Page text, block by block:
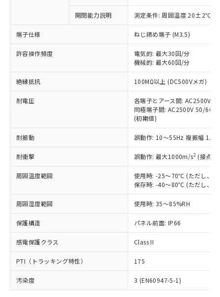
開閉能力説明 測定条件: 周囲温度 20±2℃、
端子仕様 ねじ締め端子 (M3.5)
許容操作頻度
電気的: 最大30回/分
機械的: 最大60回/分
絶縁抵抗 100MΩ以上 (DC500Vメガ)
耐電圧
各端子とアース間: AC2500V
同極端子間: AC2500V 50/
(初期値)
耐振動 誤動作: 10～55Hz 複振幅
耐衝撃 誤動作: 最大1000m/s2 (接点
周囲温度範囲
使用時: -25～70℃ (ただし、氷
保存時: -40～80℃ (ただし、氷
周囲湿度範囲 使用時: 35～85%RH
保護構造 パネル前面: IP66
感電保護クラス Class II
PTI（トラッキング特性） 175
汚染度 3 (EN60947-5-1)
以下の条件をお読みいただき、同意のうえ
本サービスは、当社制御機器事業取扱
商品の当社在庫状況および標準価格
(税抜)を提供させていただくもので
当社制御機器事業取扱商品の中には、
本サービスの対象外となる商品もある
ことをご了承ください。
在庫状況および標準価格照会結果は、
記載している更新日時点での社内デー
タに基づき作成されるものであり、閲
覧された時点での実際の在庫および標
準価格とは異なる場合があることをご
正式な納期状況および標準価格はお客
様のお取引先、またはお客様担当のオ
ムロン制御機器販売店・当社販売員に
オムロン制御機器販売店や当社販売拠
販売ネットワーク
」をご確認
ください。
在庫状況および標準価格結果を当社の
事前の承諾なく第三者に漏洩または開
示しないようお願いします。
マイパーツ機能（部品リスト作成サー
対応予定なし：EU RoHS指令（10物質）の
定はありません。
調査・確認中：EU RoHS指令（10物質）の
非含有の対応状況を調査中または確認中の
非該当品：ライセンス料など無形物で、有
害物質有無と関係のない商品です。
仕入先様の事情により、非含有部品として
いたものが、含有品と判明した場合などや
むを得ず変更することがあります。
鉛(Pb) 1000ppm以下、 水銀(Hg) 1000ppm以下、 カド
六価クロム(Cr(Ⅵ)) 1000ppm以下、ポリ臭化ビフェニル
類(PBB) 1000ppm以下、ポリ臭化ジフェニルエーテル類
(PBDE) 1000ppm以下、フタル酸ビス(2-エチルヘキシ
ル) (DEHP)(別名：DOP) 1000ppm以下、フタル酸ブチ
ルベンジル（BBP） 1000ppm以下、フタル酸ジブチル
（DBP） 1000ppm以下、フタル酸ジイソブチル
(DIBP) 1000ppm以下
但し、RoHS指令で産業用監視および制御機器に対する
フタル酸エステル類の４物質については閾値を超える意
図的な使用がないことを確認しています。
※2 対応予定月
部品在庫の切り替え状況などにより、予定
月が前後することがあります。
※1 中国RoHS○×表
「○」：最大均質材料含有率が中国RoHSの
基準値以下であることを示します。
「×」：最大均質材料含有率が中国RoHSの
基準値を超えていることを示します。
「－」：未確認です。当社販売部門へお問
Cr(Ⅵ)(六価クロム) : 1000ppm、 PBBs(ポリ臭化ビフェ
ニル類) : 1000ppm、 PBDEs(ポリ臭化ジフェニルエーテ
ル類) : 1000ppm、
DBP(フタル酸ジブチル) : 1000ppm、 DIBP(フタル酸ジ
イソブチル) : 1000ppm、 BBP(フタル酸ブチルベンジ
ル) : 1000ppm、
※2 環境保護使用期限
「ｅ」：有害物質（10物質）のすべてが基
準値以下であることを示します。
「10」：通常の使用状況下において有害物
質が外部に漏えいし、環境に深刻な影響を
当社は、これら貴社製品のうち、外国
為替および外国貿易法に定める商品
（以下｢規制貨物等」という）を輸出
または国外への提供する場合は、日本
国政府の輸出許可(または役務取引許
可)を取得するなどの必要な手続きを
当社は規制貨物を破棄する場合は、完
全に破砕するなど、違法に輸出されな
いよう必要な手段を講じます。
当社は貴社製品を、核兵器、ミサイ
ル、化学兵器、生物兵器またはその他
武器並びにこれらの製造装置等に一切
使用いたしません。
当社は、貴社製品を第三者に販売する
場合は、上記1、2および3の内容を当
該第三者に通知します。また当社は、
販売先および販売に係わる関係者が違
法に輸出するおそれがある場合は、取
○ 一定数以上の在庫あり
一定数には満たないが在庫あり
在庫なし(最新の在庫状況につ
いては、お客様のお取引先、ま
たはお客様担当のオムロン制御
機器販売店・当社販売員にご確
認ください)
受注生産機種、また在庫状況の